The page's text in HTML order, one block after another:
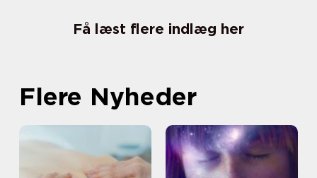
Få læst flere indlæg her
Flere Nyheder